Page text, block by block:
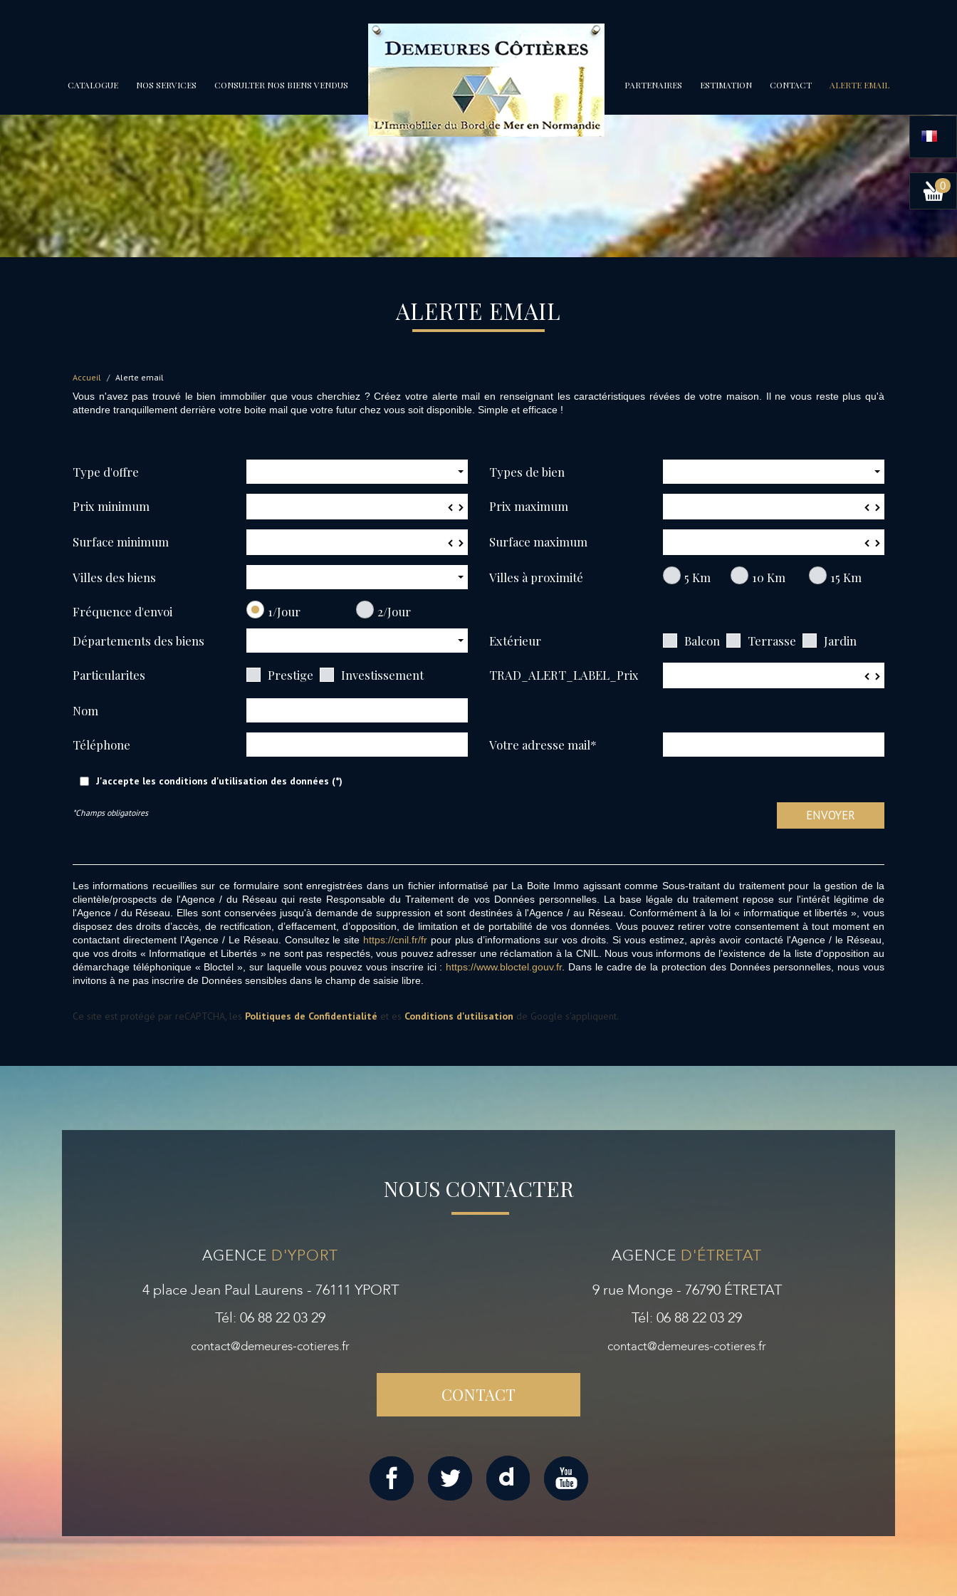
0
CATALOGUE NOS SERVICES CONSULTER NOS BIENS VENDUS PARTENAIRES ESTIMATION CONTACT ALERTE EMAIL
ALERTE EMAIL
Accueil Alerte email
Vous n'avez pas trouvé le bien immobilier que vous cherchiez ? Créez votre alerte mail en renseignant les caractéristiques révées de votre maison. Il ne vous reste plus qu'à
attendre tranquillement derrière votre boite mail que votre futur chez vous soit disponible. Simple et efficace !
Type d'offre Types de bien
Prix minimum ▼ Prix maximum ▼
Surface minimum ▼ Surface maximum ▼
Villes des biens Villes à proximité 5 Km 10 Km 15 Km
Fréquence d'envoi 1/Jour
2/Jour
Départements des biens
Extérieur Balcon Terrasse Jardin
Particularites Prestige Investissement TRAD_ALERT_LABEL_Prix ▼
Nom
Téléphone Votre adresse mail*
J'accepte les conditions d'utilisation des données (*)
ENVOYER
*Champs obligatoires
Les informations recueillies sur ce formulaire sont enregistrées dans un fichier informatisé par La Boite Immo agissant comme Sous-traitant du traitement pour la gestion de la
clientèle/prospects de l'Agence / du Réseau qui reste Responsable du Traitement de vos Données personnelles. La base légale du traitement repose sur l'intérêt légitime de
l'Agence / du Réseau. Elles sont conservées jusqu'à demande de suppression et sont destinées à l'Agence / au Réseau. Conformément à la loi « informatique et libertés », vous
disposez des droits d’accès, de rectification, d’effacement, d’opposition, de limitation et de portabilité de vos données. Vous pouvez retirer votre consentement à tout moment en
contactant directement l’Agence / Le Réseau. Consultez le site https://cnil.fr/fr pour plus d’informations sur vos droits. Si vous estimez, après avoir contacté l'Agence / le Réseau,
que vos droits « Informatique et Libertés » ne sont pas respectés, vous pouvez adresser une réclamation à la CNIL. Nous vous informons de l’existence de la liste d'opposition au
démarchage téléphonique « Bloctel », sur laquelle vous pouvez vous inscrire ici : https://www.bloctel.gouv.fr. Dans le cadre de la protection des Données personnelles, nous vous
invitons à ne pas inscrire de Données sensibles dans le champ de saisie libre.
Ce site est protégé par reCAPTCHA, les Politiques de Confidentialité et es Conditions d'utilisation de Google s'appliquent.
NOUS CONTACTER
AGENCE D'YPORT
4 place Jean Paul Laurens - 76111 YPORT
Tél: 06 88 22 03 29
contact@demeures-cotieres.fr
AGENCE D'ÉTRETAT
9 rue Monge - 76790 ÉTRETAT
Tél: 06 88 22 03 29
contact@demeures-cotieres.fr
CONTACT